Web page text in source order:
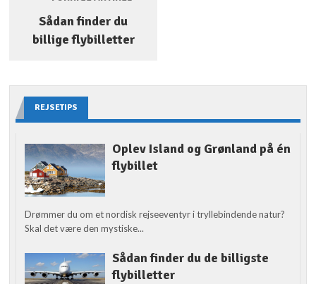
Sådan finder du
billige flybilletter
REJSETIPS
Oplev Island og Grønland på én
flybillet
Drømmer du om et nordisk rejseeventyr i tryllebindende natur?
Skal det være den mystiske...
Sådan finder du de billigste
flybilletter